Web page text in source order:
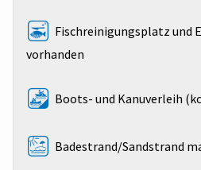
Fischreinigungsplatz und
vorhanden
Boots- und Kanuverleih
Badestrand/Sandstrand